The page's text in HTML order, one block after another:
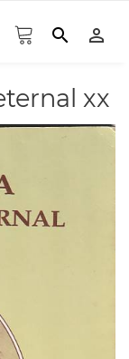
search person_outline
xx